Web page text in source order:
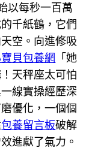
以每秒一百萬
千紙鶴，它們
空。向進修吸
貝包養網
「她
天秤座太可怕
線實操經歷深
優化，一個個
包養留言板破解
進獻了氣力。